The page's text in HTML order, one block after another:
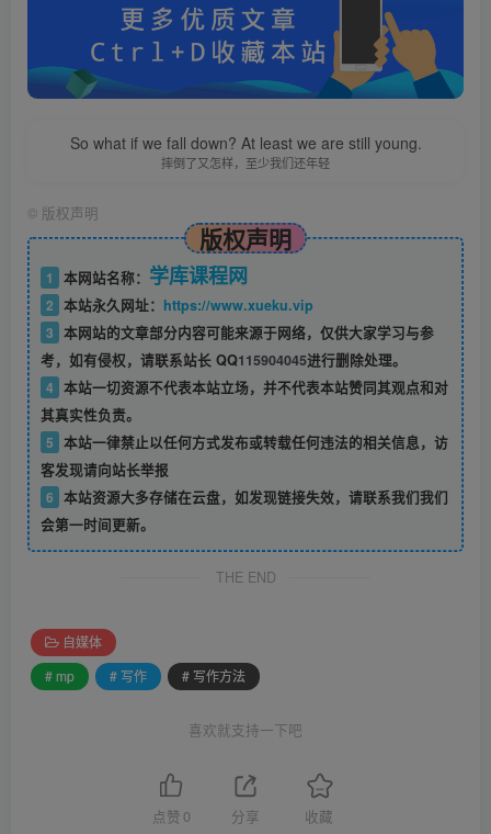
So what if we fall down? At least we are still young.
摔倒了又怎样，至少我们还年轻
© 版权声明
版权声明
1 本网站名称： 学库课程网
2 本站永久网址： https://www.xueku.vip
3 本网站的文章部分内容可能来源于网络，仅供大家学习与参
考，如有侵权，请联系站长 QQ115904045进行删除处理。
4 本站一切资源不代表本站立场，并不代表本站赞同其观点和对
其真实性负责。
5 本站一律禁止以任何方式发布或转载任何违法的相关信息，访
客发现请向站长举报
6 本站资源大多存储在云盘，如发现链接失效，请联系我们我们
会第一时间更新。
THE END
自媒体
# mp
# 写作 # 写作方法
喜欢就支持一下吧
点赞 0 分享 收藏